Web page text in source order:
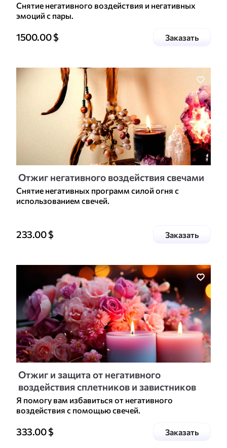
Снятие негативного воздействия и негативных
эмоций с пары.
Цена доп. услуги
1500.00 $ Заказатьуслугу
Отжиг негативного воздействия свечами
Снятие негативных программ силой огня с
использованием свечей.
Цена доп. услуги
233.00$ Заказатьуслугу
Отжиг и защита от негативного
воздействия сплетников и завистников
Я помогу вам избавиться от негативного
воздействия с помощью свечей.
Цена доп. услуги
333.00$ Заказатьуслугу